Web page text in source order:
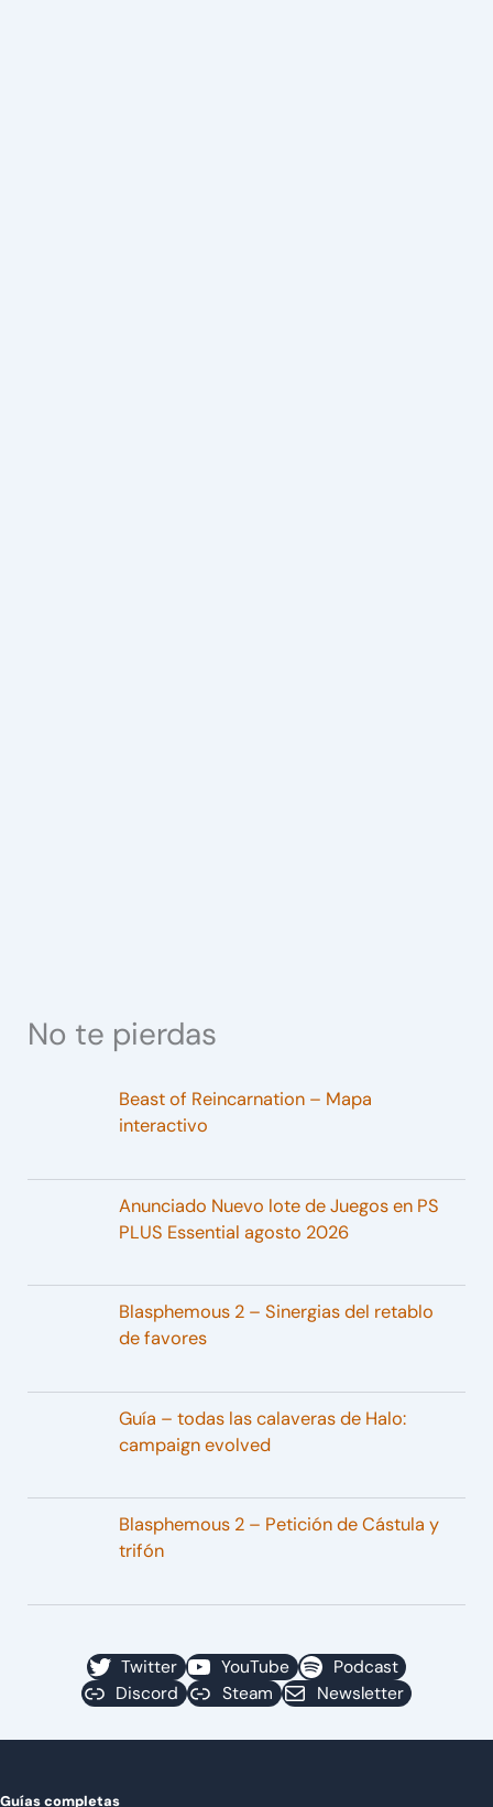
No te pierdas
Beast of Reincarnation – Mapa
interactivo
Anunciado Nuevo lote de Juegos en PS
PLUS Essential agosto 2026
Blasphemous 2 – Sinergias del retablo
de favores
Guía – todas las calaveras de Halo:
campaign evolved
Blasphemous 2 – Petición de Cástula y
trifón
Twitter YouTube
Podcast
Discord
Steam Newsletter
Guías completas